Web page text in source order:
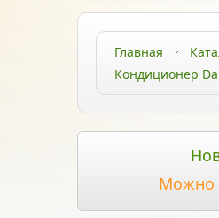
Главная
Кондиционер
Можно